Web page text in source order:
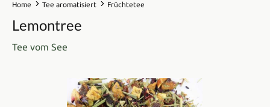
Home Tee aromatisiert Früchtetee
Lemontree
Tee vom See
Bildergalerie überspringen